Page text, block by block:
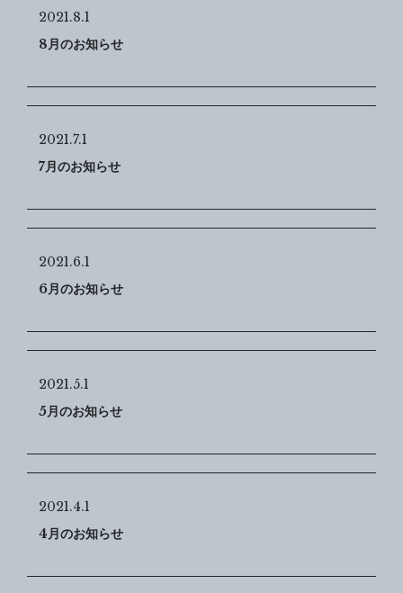
2021.8.1
8月のお知らせ
2021.7.1
7月のお知らせ
2021.6.1
6月のお知らせ
2021.5.1
5月のお知らせ
2021.4.1
4月のお知らせ